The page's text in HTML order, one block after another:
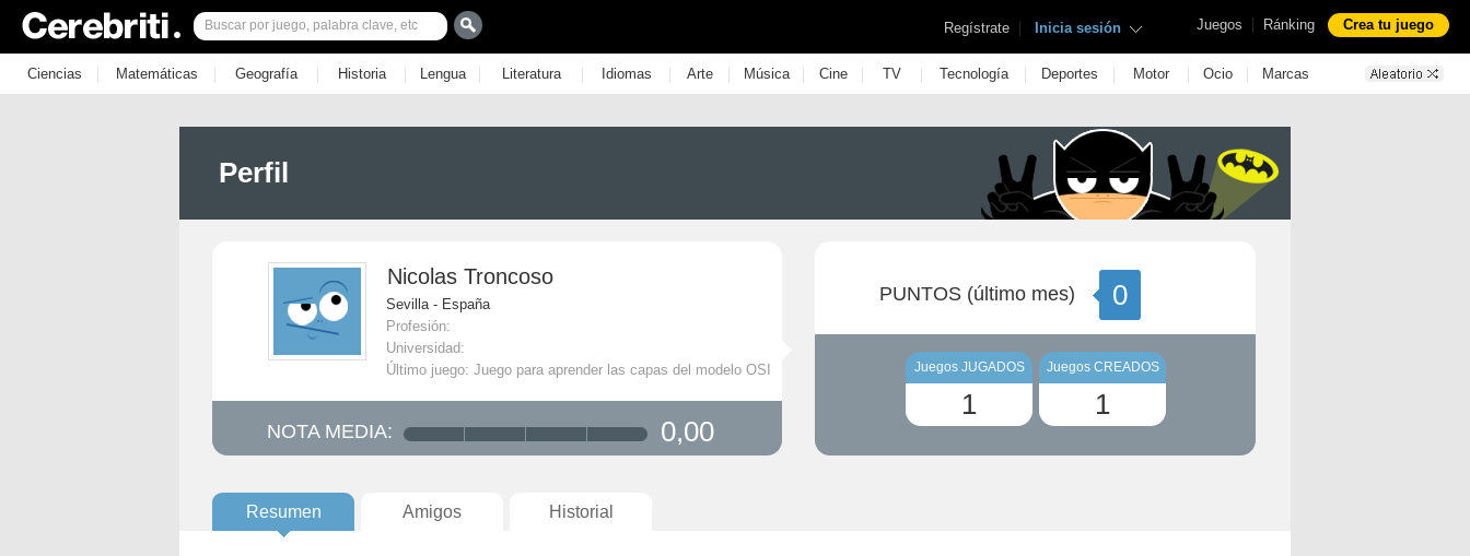
Juegos | Ránking Crea tu juego
Regístrate | Inicia sesión
Ciencias | Matemáticas | Geografía | Historia | Lengua | Literatura | Idiomas | Arte | Música | Cine | TV | Tecnología | Deportes | Motor | Ocio | Marcas
Perfil
Nicolas Troncoso
Sevilla - España
Profesión:
Universidad:
Último juego: Juego para aprender las capas del modelo OSI
NOTA MEDIA: 0,00
PUNTOS (último mes) 0
Juegos JUGADOS
1
Juegos CREADOS
1
Resumen Amigos Historial